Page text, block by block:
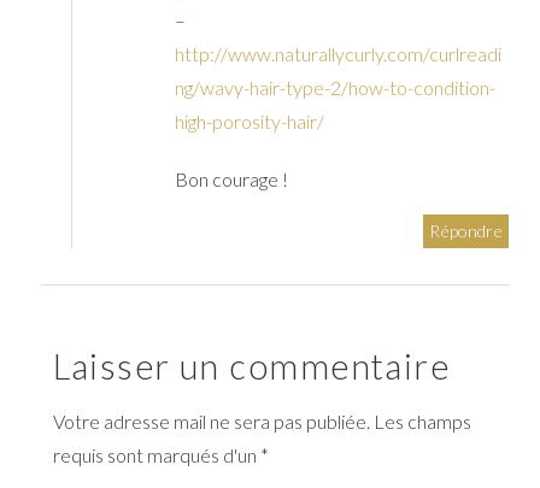
–
http://www.naturallycurly.com/curlreadi
ng/wavy-hair-type-2/how-to-condition-
high-porosity-hair/
Bon courage !
Répondre
Laisser un commentaire
Votre adresse mail ne sera pas publiée. Les champs
requis sont marqués d'un *